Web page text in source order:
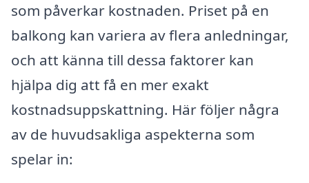
som påverkar kostnaden. Priset på en
balkong kan variera av flera anledningar,
och att känna till dessa faktorer kan
hjälpa dig att få en mer exakt
kostnadsuppskattning. Här följer några
av de huvudsakliga aspekterna som
spelar in: